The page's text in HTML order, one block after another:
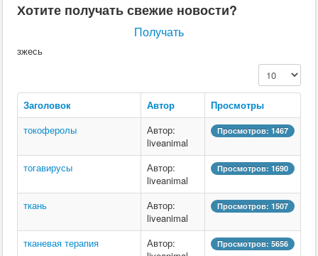
Хотите получать свежие новости?
Получать
зжесь
Кол-во строк:
Заголовок Автор
Просмотры
токоферолы
Автор:
liveanimal
Просмотров: 1467
тогавирусы
Автор:
liveanimal
Просмотров: 1690
ткань
Автор:
liveanimal
Просмотров: 1507
тканевая терапия
Автор:
Просмотров: 5656